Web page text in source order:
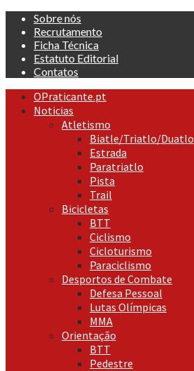
Skip
content
Sobre nós
Recrutamento
Ficha Técnica
Estatuto Editorial
Contatos
Primary
Menu
OPraticante.pt
Noticias
Atletismo
Biatle/Triatlo/Duatlo
Estrada
Paratriatlo
Pista
Trail
Bicicletas
BTT
Ciclismo
Cicloturismo
Paraciclismo
Desportos de Combate
Defesa Pessoal
Lutas Olímpicas
MMA
Orientação
BTT
Pedestre